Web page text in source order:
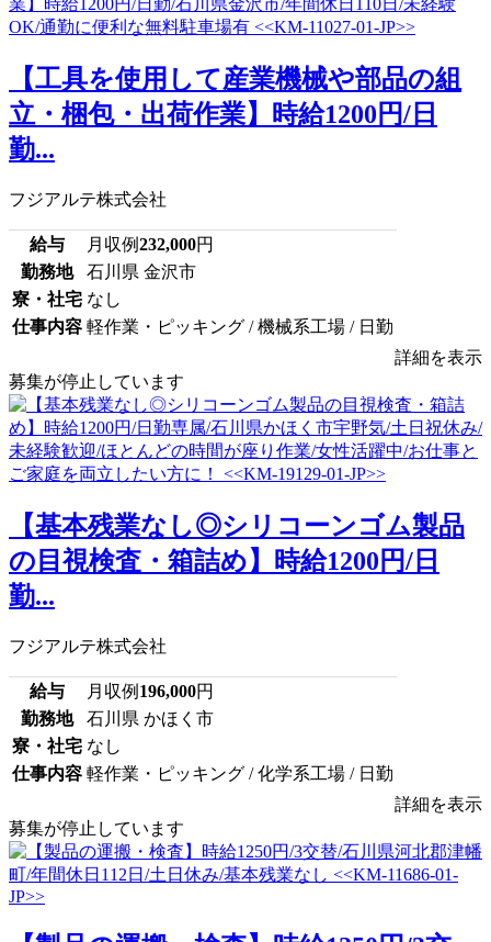
【工具を使用して産業機械や部品の組
立・梱包・出荷作業】時給1200円/日
勤...
フジアルテ株式会社
給与 月収例232,000円
勤務地
石川県 金沢市
寮・社宅 なし
仕事内容 軽作業・ピッキング / 機械系工場 / 日勤
詳細を表示
募集が停止しています
【基本残業なし◎シリコーンゴム製品
の目視検査・箱詰め】時給1200円/日
勤...
フジアルテ株式会社
給与 月収例 196,000円
勤務地
石川県 かほく市
寮・社宅 なし
仕事内容 軽作業・ピッキング / 化学系工場 / 日勤
詳細を表示
募集が停止しています